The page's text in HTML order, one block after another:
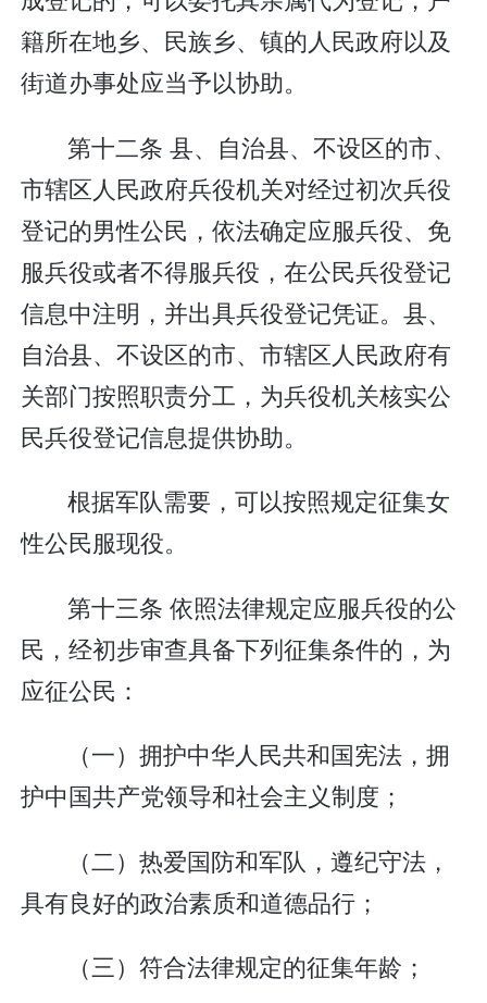
籍所在地乡、民族乡、镇的人民政府以及
街道办事处应当予以协助。
第十二条 县、自治县、不设区的市、
市辖区人民政府兵役机关对经过初次兵役
登记的男性公民，依法确定应服兵役、免
服兵役或者不得服兵役，在公民兵役登记
信息中注明，并出具兵役登记凭证。县、
自治县、不设区的市、市辖区人民政府有
关部门按照职责分工，为兵役机关核实公
民兵役登记信息提供协助。
根据军队需要，可以按照规定征集女
性公民服现役。
第十三条 依照法律规定应服兵役的公
民，经初步审查具备下列征集条件的，为
应征公民：
（一）拥护中华人民共和国宪法，拥
护中国共产党领导和社会主义制度；
（二）热爱国防和军队，遵纪守法，
具有良好的政治素质和道德品行；
（三）符合法律规定的征集年龄；